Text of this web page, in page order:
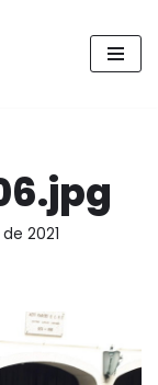
2021